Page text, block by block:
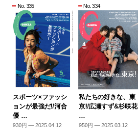
No. 335
スポーツ×ファッシ
ョンが最強だ!/河合
優 …
930円 — 2025.04.12
No. 334
私たちの好きな、東
京!/広瀬すず&杉咲花
…
950円 — 2025.03.12